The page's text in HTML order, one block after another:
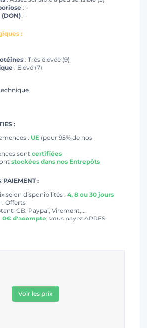
: -
: -
:
: Très élevée (9)
: Elevé (7)
:
: UE (pour 95% de nos
sont certifiées
stockées dans nos Entrepôts
PAIEMENT :
selon disponibilités : 4, 8 ou 30 jours
: Offerts
CB, Paypal, Virement,...
0€ d'acompte , vous payez APRES
Voir les prix